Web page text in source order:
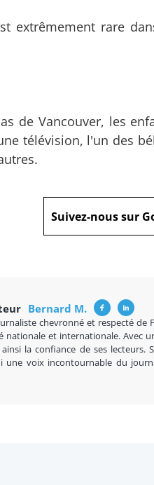
extrêmement rare
de Vancouver, les
télévision, l'un des
Suivez-nous sur
Bernard M.
chevronné et respecté
nationale et internationale. Avec
la confiance de ses
une voix incontournable du